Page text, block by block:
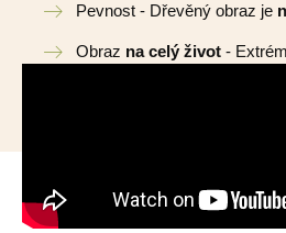
Pevnost - Dřevěný obraz je
Obraz na celý život -